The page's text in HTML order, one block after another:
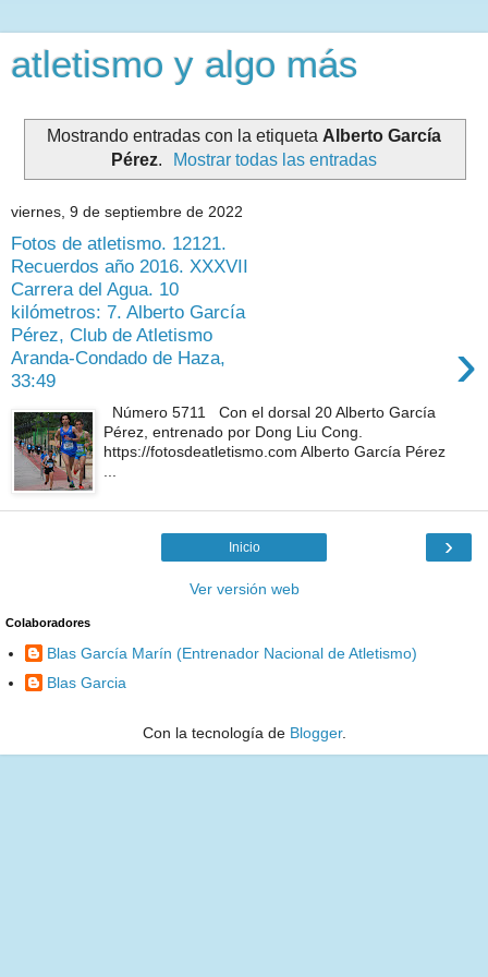
atletismo y algo más
Mostrando entradas con la etiqueta Alberto García
Pérez. Mostrar todas las entradas
viernes, 9 de septiembre de 2022
Fotos de atletismo. 12121.
Recuerdos año 2016. XXXVII
Carrera del Agua. 10
kilómetros: 7. Alberto García
Pérez, Club de Atletismo
Aranda-Condado de Haza,
33:49
›
Número 5711 Con el dorsal 20 Alberto García
Pérez, entrenado por Dong Liu Cong.
https://fotosdeatletismo.com Alberto García Pérez
›
Inicio
Ver versión web
Colaboradores
Blas García Marín (Entrenador Nacional de Atletismo)
Blas Garcia
Con la tecnología de Blogger.